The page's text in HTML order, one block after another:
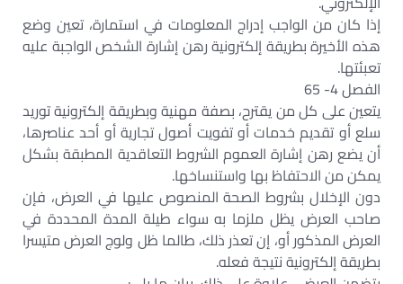
إذا كان من الواجب إدراج المعلومات في استمارة، تعين وضع
هذه الأخيرة بطريقة إلكترونية رهن إشارة الشخص الواجبة عليه
تعبئتها.
الفصل 4- 65
يتعين على كل من يقترح، بصفة مهنية وبطريقة إلكترونية توريد
سلع أو تقديم خدمات أو تفويت أصول تجارية أو أحد عناصرها،
أن يضع رهن إشارة العموم الشروط التعاقدية المطبقة بشكل
يمكن من الاحتفاظ بها واستنساخها.
دون الإخلال بشروط الصحة المنصوص عليها في العرض، فإن
صاحب العرض يظل ملزما به سواء طيلة المدة المحددة في
العرض المذكور أو، إن تعذر ذلك، طالما ظل ولوج العرض متيسرا
بطريقة إلكترونية نتيجة فعله.